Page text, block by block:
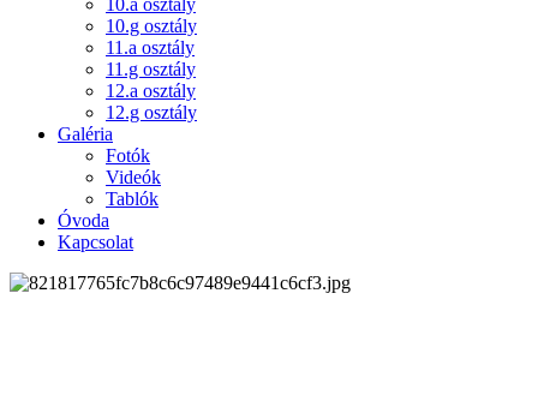
10.g osztály
11.a osztály
11.g osztály
12.a osztály
12.g osztály
Galéria
Fotók
Videók
Tablók
Óvoda
Kapcsolat